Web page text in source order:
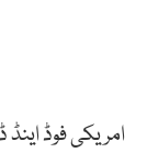
امریکی فوڈ